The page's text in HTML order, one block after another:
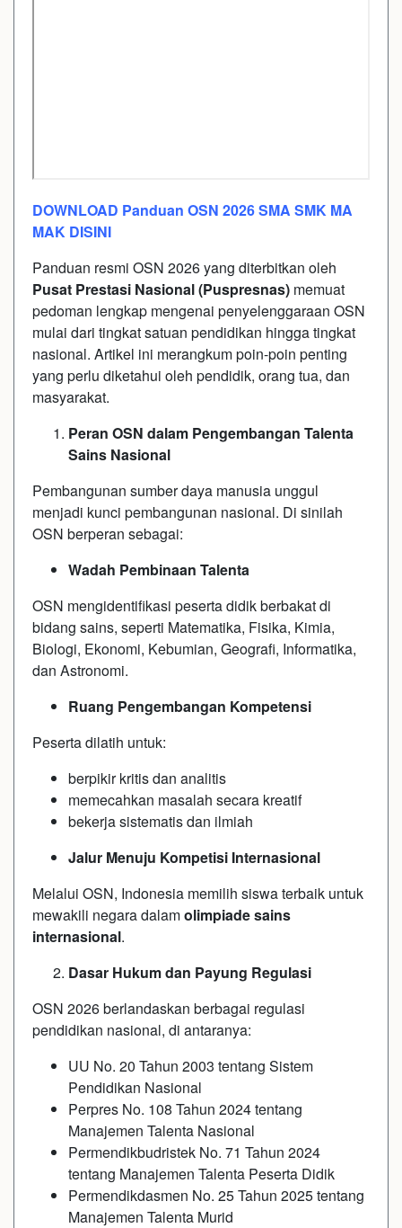
DOWNLOAD Panduan OSN 2026 SMA SMK MA
MAK DISINI
Panduan resmi OSN 2026 yang diterbitkan oleh
Pusat Prestasi Nasional (Puspresnas) memuat
pedoman lengkap mengenai penyelenggaraan OSN
mulai dari tingkat satuan pendidikan hingga tingkat
nasional. Artikel ini merangkum poin-poin penting
yang perlu diketahui oleh pendidik, orang tua, dan
masyarakat.
Peran OSN dalam Pengembangan Talenta
Sains Nasional
Pembangunan sumber daya manusia unggul
menjadi kunci pembangunan nasional. Di sinilah
OSN berperan sebagai:
Wadah Pembinaan Talenta
OSN mengidentifikasi peserta didik berbakat di
bidang sains, seperti Matematika, Fisika, Kimia,
Biologi, Ekonomi, Kebumian, Geografi, Informatika,
dan Astronomi.
Ruang Pengembangan Kompetensi
Peserta dilatih untuk:
berpikir kritis dan analitis
memecahkan masalah secara kreatif
bekerja sistematis dan ilmiah
Jalur Menuju Kompetisi Internasional
Melalui OSN, Indonesia memilih siswa terbaik untuk
mewakili negara dalamolimpiade sains
internasional.
Dasar Hukum dan Payung Regulasi
OSN 2026 berlandaskan berbagai regulasi
pendidikan nasional, di antaranya:
UU No. 20 Tahun 2003 tentang Sistem
Pendidikan Nasional
Perpres No. 108 Tahun 2024 tentang
Manajemen Talenta Nasional
Permendikbudristek No. 71 Tahun 2024
tentang Manajemen Talenta Peserta Didik
Permendikdasmen No. 25 Tahun 2025 tentang
Manajemen Talenta Murid